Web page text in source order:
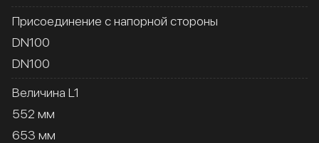
Присоединение с напорной стороны
DN100
DN100
Величина L1
552 мм
653 мм